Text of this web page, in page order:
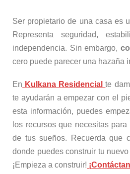
Ser propietario de una casa es
Representa seguridad,
independencia. Sin embargo,
cero puede parecer una hazaña
En Kulkana Residencial te
te ayudarán a empezar con el
esta información, puedes
los recursos que necesitas
de tus sueños. Recuerda que
donde puedes construir tu
¡Empieza a construir!